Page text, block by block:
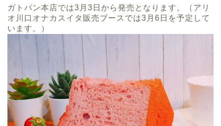
ガトパン本店では3月3日から発売となります。（アリ
オ川口オナカスイタ販売ブースでは3月6日を予定して
います。）